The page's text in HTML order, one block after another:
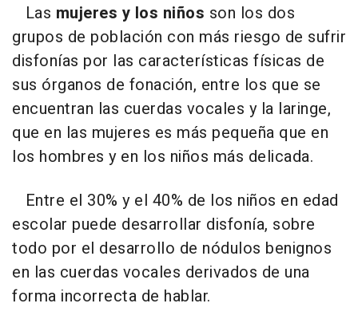
Las mujeres y los niños son los dos
grupos de población con más riesgo de sufrir
disfonías por las características físicas de
sus órganos de fonación, entre los que se
encuentran las cuerdas vocales y la laringe,
que en las mujeres es más pequeña que en
los hombres y en los niños más delicada.
Entre el 30% y el 40% de los niños en edad
escolar puede desarrollar disfonía, sobre
todo por el desarrollo de nódulos benignos
en las cuerdas vocales derivados de una
forma incorrecta de hablar.